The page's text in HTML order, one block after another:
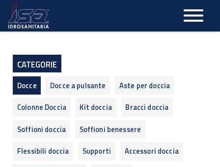
Salta
contenuto
principale
CATEGORIE
Docce Docce a pulsante Aste per doccia
Colonne Doccia Kit doccia Bracci doccia
Soffioni doccia Soffioni benessere
Flessibili doccia Supporti Accessori doccia